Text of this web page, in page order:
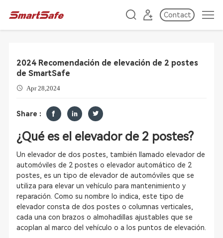
Contact
2024 Recomendación de elevación de 2 postes
de SmartSafe
Apr 28,2024
Share :
¿Qué es el elevador de 2 postes?
Un elevador de dos postes, también llamado elevador de
automóviles de 2 postes o elevador automático de 2
postes, es un tipo de elevador de automóviles que se
utiliza para elevar un vehículo para mantenimiento y
reparación. Como su nombre lo indica, este tipo de
elevador consta de dos postes o columnas verticales,
cada una con brazos o almohadillas ajustables que se
acoplan al marco del vehículo o a los puntos de elevación.